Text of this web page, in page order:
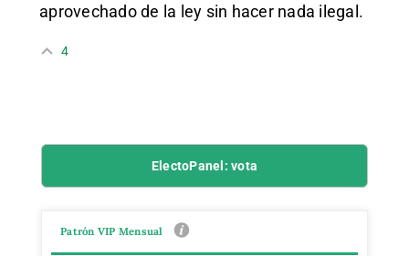
aprovechado de la ley sin hacer nada ilegal.
4
ElectoPanel: vota
Patrón VIP Mensual